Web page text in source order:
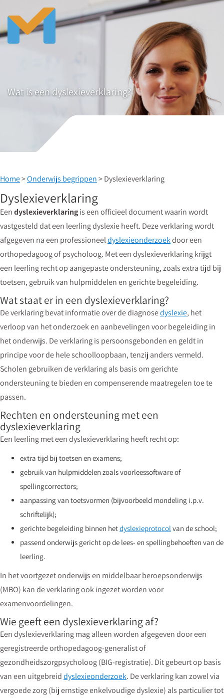
Wat is een dyslexieverklaring?
Home>Onderwijs begrippen> Dyslexieverklaring
Dyslexieverklaring
Eendyslexieverklaringis een officieel document waarin wordt
vastgesteld dat een leerling dyslexie heeft. Deze verklaring wordt
afgegeven na een professioneeldyslexieonderzoekdoor een
orthopedagoog of psycholoog. Met een dyslexieverklaring krijgt
een leerling recht op aangepaste ondersteuning, zoals extra tijd bij
toetsen, gebruik van hulpmiddelen en gerichte begeleiding.
Wat staat er in een dyslexieverklaring?
De verklaring bevat informatie over de diagnosedyslexie, het
verloop van het onderzoek en aanbevelingen voor begeleiding in
het onderwijs. De verklaring is persoonsgebonden en geldt in
principe voor de hele schoolloopbaan, tenzij anders vermeld.
Scholen gebruiken de verklaring als basis om gerichte
ondersteuning te bieden en compenserende maatregelen toe te
passen.
Rechten en ondersteuning met een
dyslexieverklaring
Een leerling met een dyslexieverklaring heeft recht op:
extra tijd bij toetsen en examens;
gebruik van hulpmiddelen zoals voorleessoftware of
spellingcorrectors;
aanpassing van toetsvormen (bijvoorbeeld mondeling i.p.v.
schriftelijk);
gerichte begeleiding binnen hetdyslexieprotocol van de school;
passend onderwijs gericht op de lees- en spellingbehoeften van de
leerling.
In het voortgezet onderwijs en middelbaar beroepsonderwijs
(MBO) kan de verklaring ook ingezet worden voor
examenvoordelingen.
Wie geeft een dyslexieverklaring af?
Een dyslexieverklaring mag alleen worden afgegeven door een
geregistreerde orthopedagoog-generalist of
gezondheidszorgpsycholoog (BIG-registratie). Dit gebeurt op basis
van een uitgebreiddyslexieonderzoek. De verklaring kan zowel via
vergoede zorg (bij ernstige enkelvoudige dyslexie) als particulier tot